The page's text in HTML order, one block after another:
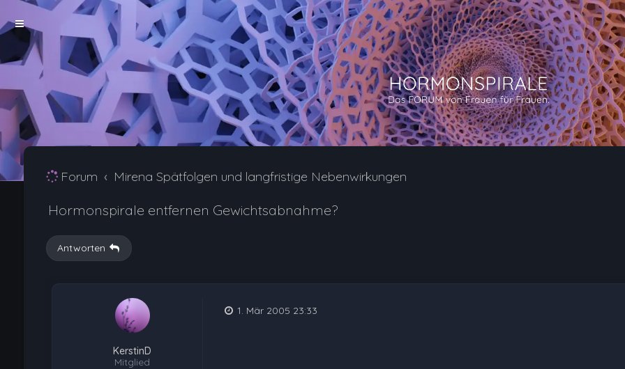
Forum Mirena Spätfolgen und langfristige Nebenwirkungen
Hormonspirale entfernen Gewichtsabnahme?
Antworten
KerstinD
Mitglied
1. Mär 2005 23:33